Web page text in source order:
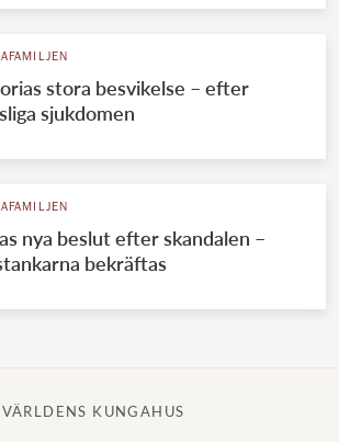
stora besvikelse – efter
sjukdomen
nya beslut efter skandalen –
bekräftas
VÄRLDENS KUNGAHUS